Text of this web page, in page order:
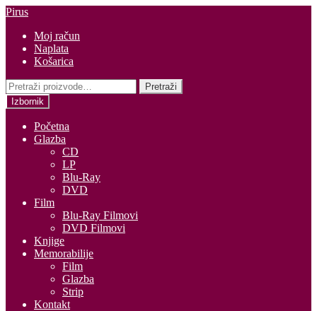
Preskoči
navigaciju
Skoči
sadržaja
Pirus
Moj račun
Naplata
Košarica
Pretraži:
Pretraži
Izbornik
Početna
Glazba
CD
LP
Blu-Ray
DVD
Film
Blu-Ray Filmovi
DVD Filmovi
Knjige
Memorabilije
Film
Glazba
Strip
Kontakt